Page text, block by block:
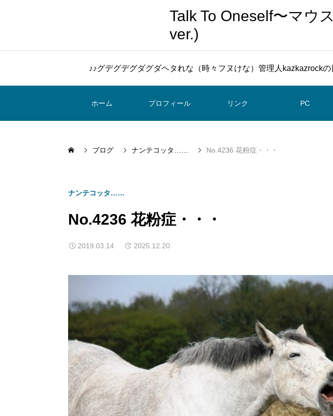
Talk To Oneself〜マウ
ver.)
♪♪グデグデグダグダヘタれな（時々フヌけな）管理人kazkazrock
ホーム プロフィール リンク PC
ブログ ナンテコッタ…… No.4236 花粉症・・・
ナンテコッタ……
No.4236 花粉症・・・
2019.03.14 2025.12.20